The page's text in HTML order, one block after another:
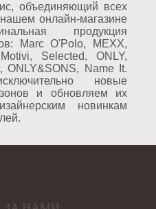
объединяющий всех
онлайн-магазине
продукция
Marc O'Polo, MEXX,
Selected, ONLY,
ONLY&SONS, Name It.
новые
и обновляем их
новинкам